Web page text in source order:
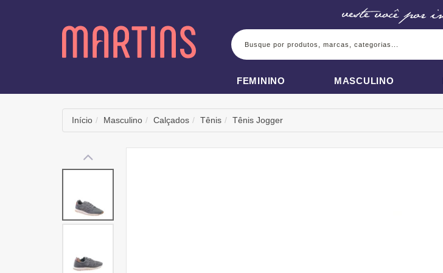
BUSCA
FEMININO MASCULINO
Início Masculino Calçados Tênis Tênis Jogger